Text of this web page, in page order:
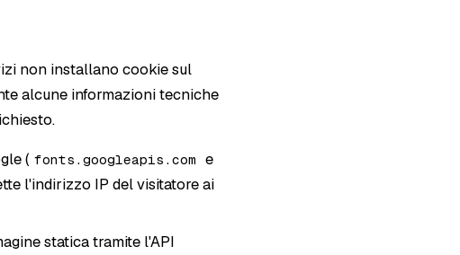
non installano cookie sul
alcune informazioni tecniche
( fonts.googleapis.com e
l'indirizzo IP del visitatore ai
statica tramite l'API